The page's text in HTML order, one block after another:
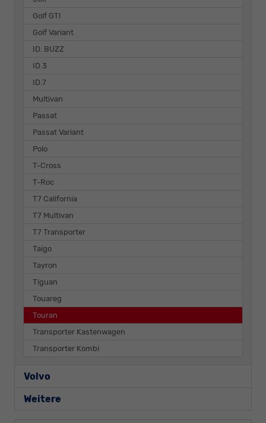
Golf GTI
Golf Variant
ID. BUZZ
ID.3
ID.7
Multivan
Passat
Passat Variant
Polo
T-Cross
T-Roc
T7 California
T7 Multivan
T7 Transporter
Taigo
Tayron
Tiguan
Touareg
Touran
Transporter Kastenwagen
Transporter Kombi
Volvo
Weitere